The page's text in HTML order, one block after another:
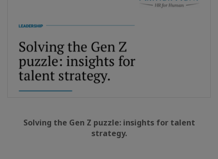
Solving the Gen Z puzzle: insights for talent
strategy.